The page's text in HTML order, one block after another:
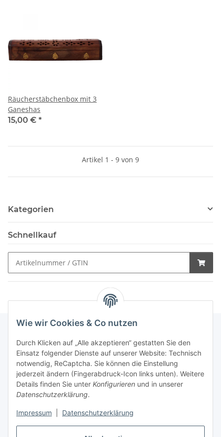
Wie wir Cookies & Co nutzen
Durch Klicken auf „Alle akzeptieren“ gestatten Sie den
Einsatz folgender Dienste auf unserer Website: Technisch
notwendig, ReCaptcha. Sie können die Einstellung
jederzeit ändern (Fingerabdruck-Icon links unten). Weitere
Details finden Sie unter Konfigurieren und in unserer
Datenschutzerklärung.
Impressum Datenschutzerklärung
Räucherstäbchenbox mit 3
Ganeshas
15,00 € *
Artikel 1 - 9 von 9
Kategorien
Schnellkauf
Schnellkauf
Gesetzliche Informationen